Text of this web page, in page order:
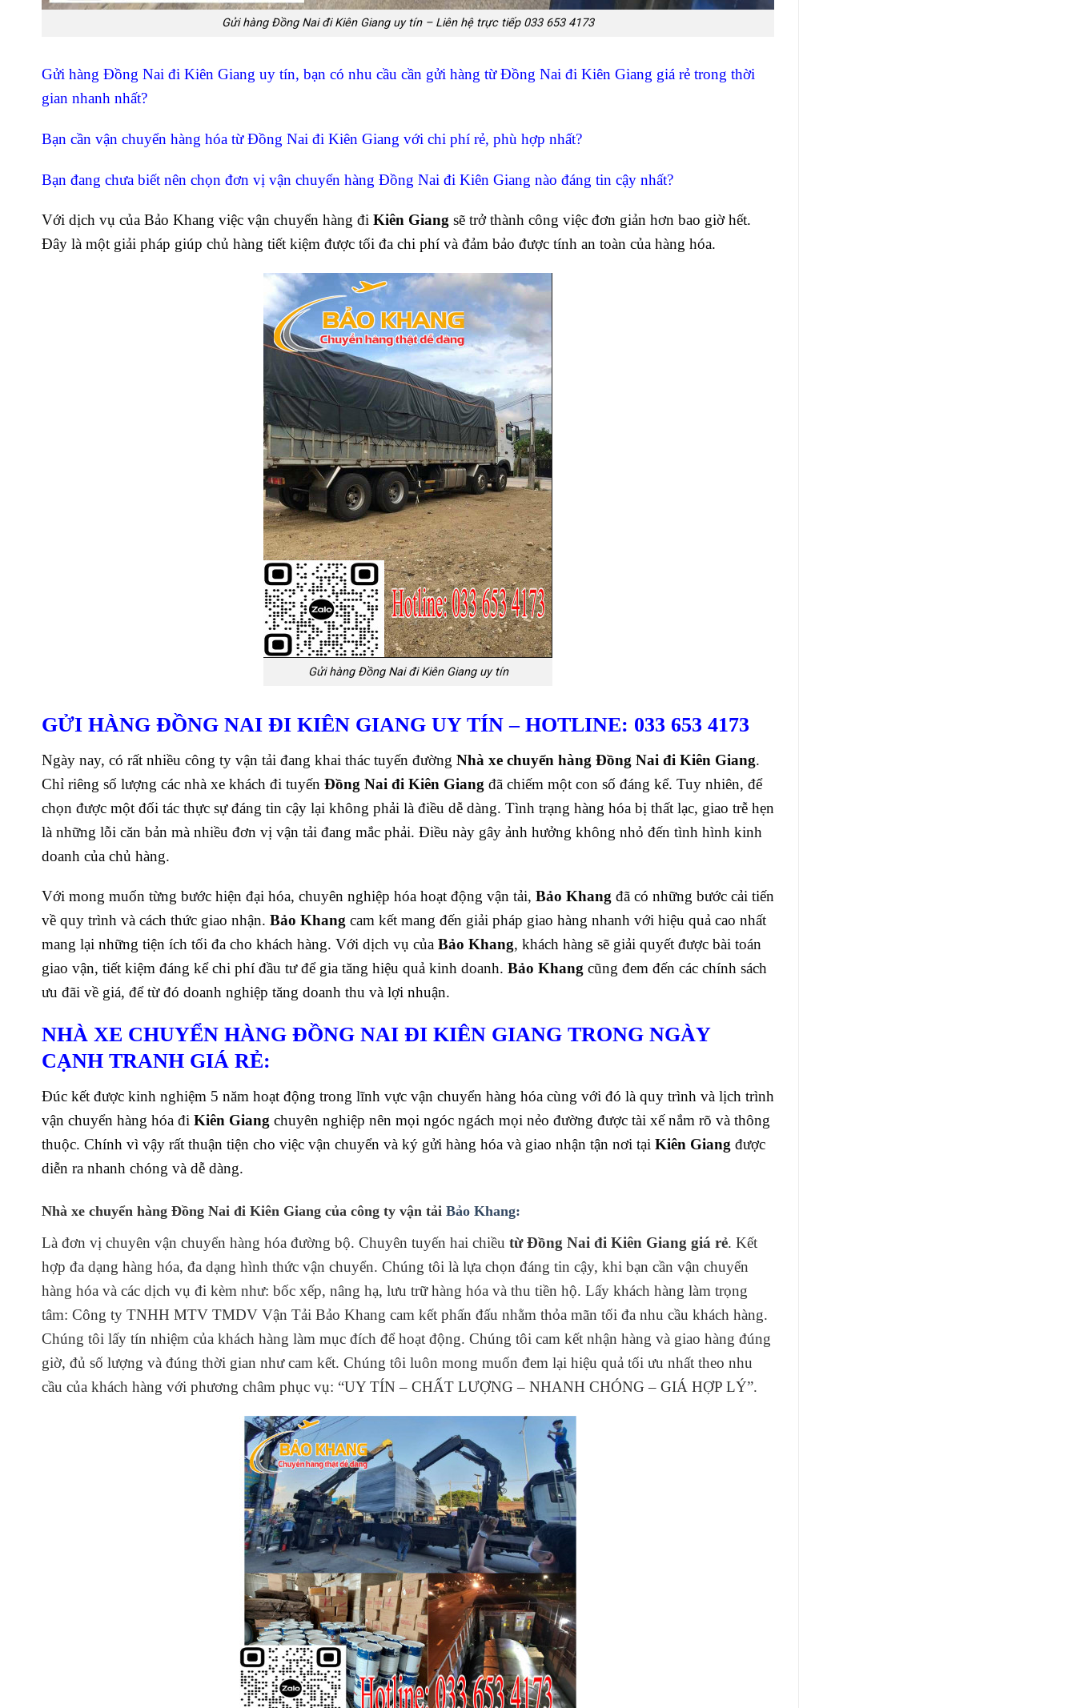
Gửi hàng Đồng Nai đi Kiên Giang uy tín – Liên hệ trực tiếp 033 653 4173
Gửi hàng Đồng Nai đi Kiên Giang uy tín, bạn có nhu cầu cần gửi hàng từ Đồng Nai đi Kiên Giang giá rẻ trong thời
gian nhanh nhất?
Bạn cần vận chuyển hàng hóa từ Đồng Nai đi Kiên Giang với chi phí rẻ, phù hợp nhất?
Bạn đang chưa biết nên chọn đơn vị vận chuyển hàng Đồng Nai đi Kiên Giang nào đáng tin cậy nhất?
Với dịch vụ của Bảo Khang việc vận chuyển hàng đi Kiên Giang sẽ trở thành công việc đơn giản hơn bao giờ hết.
Đây là một giải pháp giúp chủ hàng tiết kiệm được tối đa chi phí và đảm bảo được tính an toàn của hàng hóa.
Gửi hàng Đồng Nai đi Kiên Giang uy tín
GỬI HÀNG ĐỒNG NAI ĐI KIÊN GIANG UY TÍN – HOTLINE: 033 653 4173
Ngày nay, có rất nhiều công ty vận tải đang khai thác tuyến đường Nhà xe chuyển hàng Đồng Nai đi Kiên Giang.
Chỉ riêng số lượng các nhà xe khách đi tuyến Đồng Nai đi Kiên Giang đã chiếm một con số đáng kể. Tuy nhiên, để
chọn được một đối tác thực sự đáng tin cậy lại không phải là điều dễ dàng. Tình trạng hàng hóa bị thất lạc, giao trễ hẹn
là những lỗi căn bản mà nhiều đơn vị vận tải đang mắc phải. Điều này gây ảnh hưởng không nhỏ đến tình hình kinh
doanh của chủ hàng.
Với mong muốn từng bước hiện đại hóa, chuyên nghiệp hóa hoạt động vận tải, Bảo Khang đã có những bước cải tiến
về quy trình và cách thức giao nhận. Bảo Khang cam kết mang đến giải pháp giao hàng nhanh với hiệu quả cao nhất
mang lại những tiện ích tối đa cho khách hàng. Với dịch vụ của Bảo Khang, khách hàng sẽ giải quyết được bài toán
giao vận, tiết kiệm đáng kể chi phí đầu tư để gia tăng hiệu quả kinh doanh. Bảo Khang cũng đem đến các chính sách
ưu đãi về giá, để từ đó doanh nghiệp tăng doanh thu và lợi nhuận.
NHÀ XE CHUYỂN HÀNG ĐỒNG NAI ĐI KIÊN GIANG TRONG NGÀY
CẠNH TRANH GIÁ RẺ:
Đúc kết được kinh nghiệm 5 năm hoạt động trong lĩnh vực vận chuyển hàng hóa cùng với đó là quy trình và lịch trình
vận chuyển hàng hóa đi Kiên Giang chuyên nghiệp nên mọi ngóc ngách mọi nẻo đường được tài xế nắm rõ và thông
thuộc. Chính vì vậy rất thuận tiện cho việc vận chuyển và ký gửi hàng hóa và giao nhận tận nơi tại Kiên Giang được
diễn ra nhanh chóng và dễ dàng.
Nhà xe chuyển hàng Đồng Nai đi Kiên Giang của công ty vận tải Bảo Khang:
Là đơn vị chuyên vận chuyển hàng hóa đường bộ. Chuyên tuyến hai chiều từ Đồng Nai đi Kiên Giang giá rẻ. Kết
hợp đa dạng hàng hóa, đa dạng hình thức vận chuyển. Chúng tôi là lựa chọn đáng tin cậy, khi bạn cần vận chuyển
hàng hóa và các dịch vụ đi kèm như: bốc xếp, nâng hạ, lưu trữ hàng hóa và thu tiền hộ. Lấy khách hàng làm trọng
tâm: Công ty TNHH MTV TMDV Vận Tải Bảo Khang cam kết phấn đấu nhằm thỏa mãn tối đa nhu cầu khách hàng.
Chúng tôi lấy tín nhiệm của khách hàng làm mục đích để hoạt động. Chúng tôi cam kết nhận hàng và giao hàng đúng
giờ, đủ số lượng và đúng thời gian như cam kết. Chúng tôi luôn mong muốn đem lại hiệu quả tối ưu nhất theo nhu
cầu của khách hàng với phương châm phục vụ: “UY TÍN – CHẤT LƯỢNG – NHANH CHÓNG – GIÁ HỢP LÝ”.